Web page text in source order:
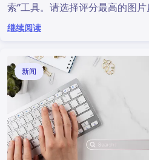
索”工具。请选择评分最高的图片
继续阅读
新闻